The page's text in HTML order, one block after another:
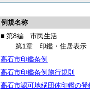
例規名称
■ 第8編 市民生活
第1章 印鑑・住居表示
高石市印鑑条例
高石市印鑑条例施行規則
高石市認可地縁団体印鑑の登